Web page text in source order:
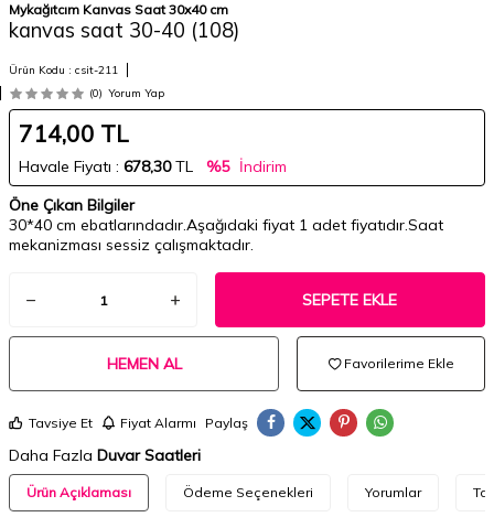
Mykağıtcım Kanvas Saat 30x40 cm
kanvas saat 30-40 (108)
Ürün Kodu : csit-211
(0) Yorum Yap
714,00 TL
Havale Fiyatı : 678,30TL %5 İndirim
Öne Çıkan Bilgiler
30*40 cm ebatlarındadır.Aşağıdaki fiyat 1 adet fiyatıdır.Saat
mekanizması sessiz çalışmaktadır.
SEPETE EKLE
HEMEN AL Favorilerime Ekle
Tavsiye Et Fiyat Alarmı Paylaş
Daha Fazla Duvar Saatleri
Ürün Açıklaması Ödeme Seçenekleri Yorumlar